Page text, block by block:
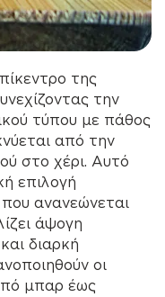
της
την
τύπου με πάθος
από την
στο χέρι. Αυτό
επιλογή
ανανεώνεται
άψογη
διαρκή
οι
μπαρ έως